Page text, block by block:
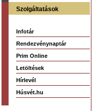
Szolgáltatások
Infotár
Rendezvénynaptár
Prim Online
Letöltések
Hírlevél
Húsvét.hu